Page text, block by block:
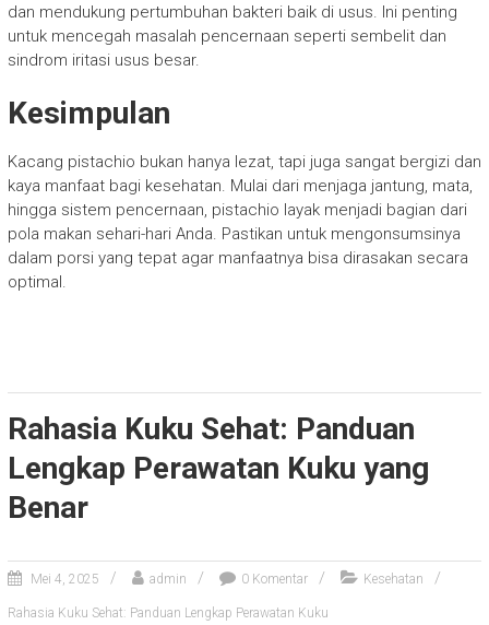
dan mendukung pertumbuhan bakteri baik di usus. Ini penting
untuk mencegah masalah pencernaan seperti sembelit dan
sindrom iritasi usus besar.
Kesimpulan
Kacang pistachio bukan hanya lezat, tapi juga sangat bergizi dan
kaya manfaat bagi kesehatan. Mulai dari menjaga jantung, mata,
hingga sistem pencernaan, pistachio layak menjadi bagian dari
pola makan sehari-hari Anda. Pastikan untuk mengonsumsinya
dalam porsi yang tepat agar manfaatnya bisa dirasakan secara
optimal.
Rahasia Kuku Sehat: Panduan
Lengkap Perawatan Kuku yang
Benar
Mei 4, 2025 admin 0 Komentar Kesehatan
Rahasia Kuku Sehat: Panduan Lengkap Perawatan Kuku